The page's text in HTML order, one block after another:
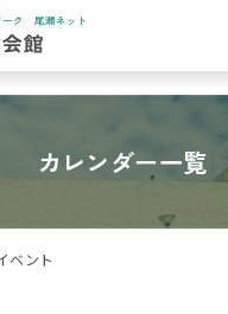
カレンダー一覧
ベント